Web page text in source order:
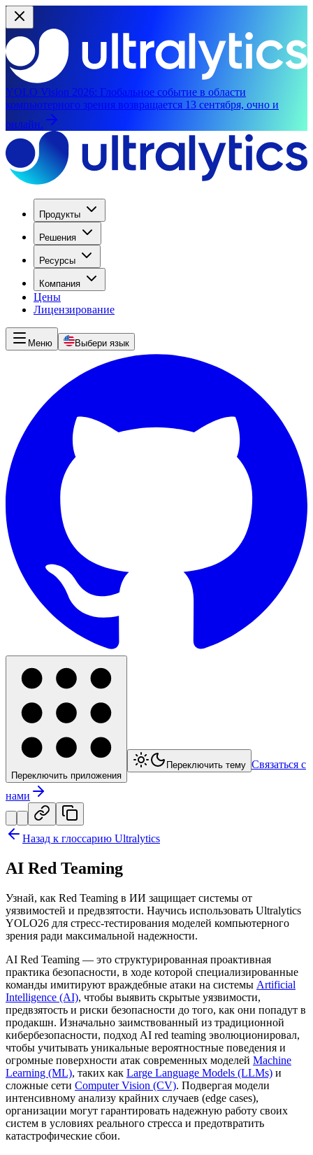
YOLO Vision 2026: Глобальное событие в области
компьютерного зрения возвращается 13 сентября, очно и
онлайн.
Продукты
Решения
Ресурсы
Компания
Цены
Лицензирование
Меню Выбери язык
Переключить приложения
Переключить тему Связаться с
нами
Назад к глоссарию Ultralytics
AI Red Teaming
Узнай, как Red Teaming в ИИ защищает системы от
уязвимостей и предвзятости. Научись использовать Ultralytics
YOLO26 для стресс-тестирования моделей компьютерного
зрения ради максимальной надежности.
AI Red Teaming — это структурированная проактивная
практика безопасности, в ходе которой специализированные
команды имитируют враждебные атаки на системы Artificial
Intelligence (AI), чтобы выявить скрытые уязвимости,
предвзятость и риски безопасности до того, как они попадут в
продакшн. Изначально заимствованный из традиционной
кибербезопасности, подход AI red teaming эволюционировал,
чтобы учитывать уникальные вероятностные поведения и
огромные поверхности атак современных моделей Machine
Learning (ML), таких как Large Language Models (LLMs) и
сложные сети Computer Vision (CV). Подвергая модели
интенсивному анализу крайних случаев (edge cases),
организации могут гарантировать надежную работу своих
систем в условиях реального стресса и предотвратить
катастрофические сбои.